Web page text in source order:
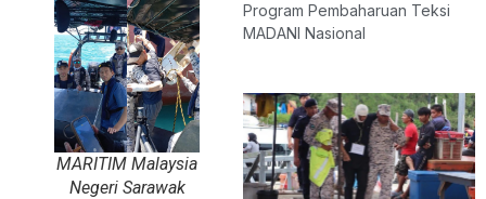
MARITIM Malaysia
Negeri Sarawak
Program Pembaharuan Teksi
MADANI Nasional